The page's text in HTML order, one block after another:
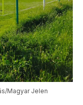
Magyar Jelen